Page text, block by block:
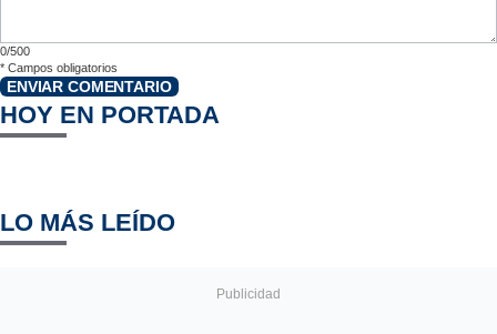
0/500
* Campos obligatorios
ENVIAR COMENTARIO
HOY EN PORTADA
LO MÁS LEÍDO